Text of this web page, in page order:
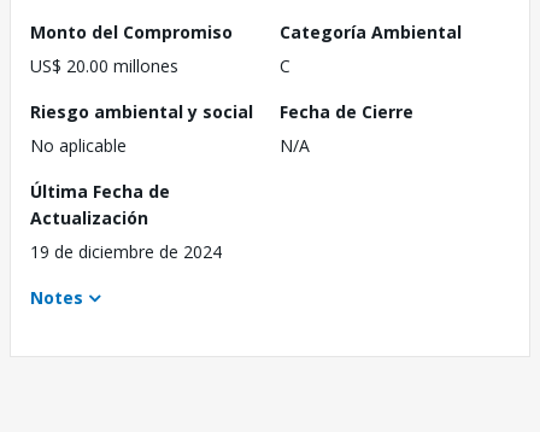
Monto del Compromiso
US$ 20.00 millones
Categoría Ambiental
C
Riesgo ambiental y social
No aplicable
Fecha de Cierre
N/A
Última Fecha de
Actualización
19 de diciembre de 2024
Notes